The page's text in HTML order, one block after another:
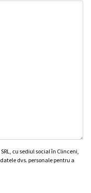
cu sediul social în Clinceni,
dvs. personale pentru a